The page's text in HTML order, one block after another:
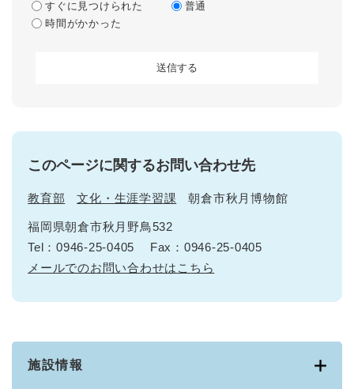
すぐに見つけられた
普通
時間がかかった
このページに関するお問い合わせ先
教育部 文化・生涯学習課 朝倉市秋月博物館
福岡県朝倉市秋月野鳥532
Tel：0946-25-0405
Fax：0946-25-0405
メールでのお問い合わせはこちら
施設情報